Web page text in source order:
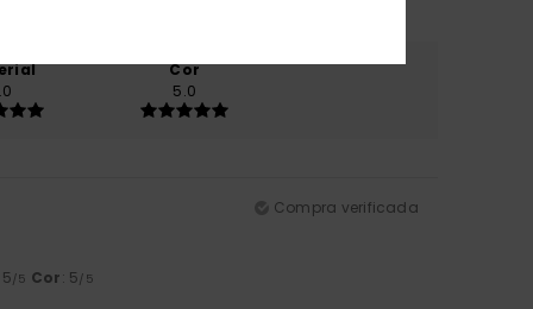
Cor
5.0
Compra verificada
/5 Cor: 5/5